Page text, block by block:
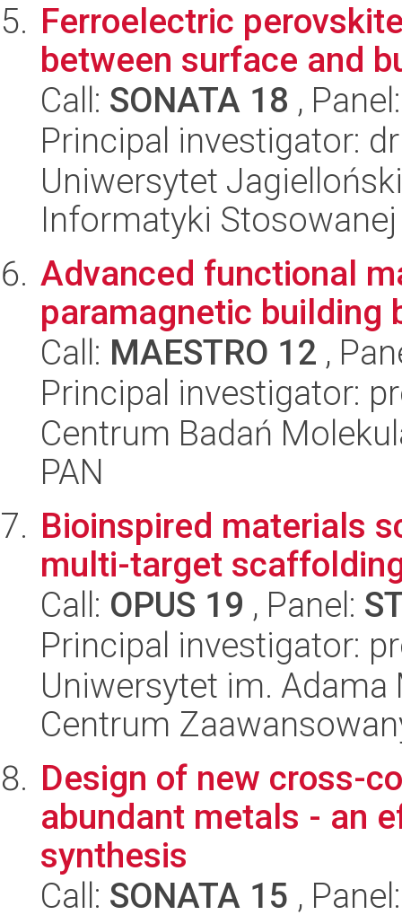
Ferroelectric
between surface and
Call: SONATA 18 ,
Principal investigator:
Uniwersytet
Informatyki Stosowanej
Advanced functional
paramagnetic building
Call: MAESTRO 12 ,
Principal investigator:
Centrum Badań
PAN
Bioinspired materials
multi-target
Call: OPUS 19 , Panel:
Principal investigator:
Uniwersytet im.
Centrum
Design of new cross-
abundant metals - an
synthesis
Call: SONATA 15 ,